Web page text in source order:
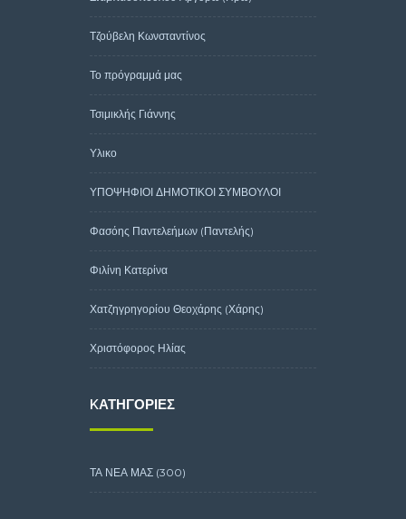
Τζούβελη Κωνσταντίνος
Το πρόγραμμά μας
Τσιμικλής Γιάννης
Υλικο
ΥΠΟΨΗΦΙΟΙ ΔΗΜΟΤΙΚΟΙ ΣΥΜΒΟΥΛΟΙ
Φασόης Παντελεήμων (Παντελής)
Φιλίνη Κατερίνα
Χατζηγρηγορίου Θεοχάρης (Χάρης)
Χριστόφορος Ηλίας
KΑΤΗΓΟΡΊΕΣ
ΤΑ ΝΕΑ ΜΑΣ (300)